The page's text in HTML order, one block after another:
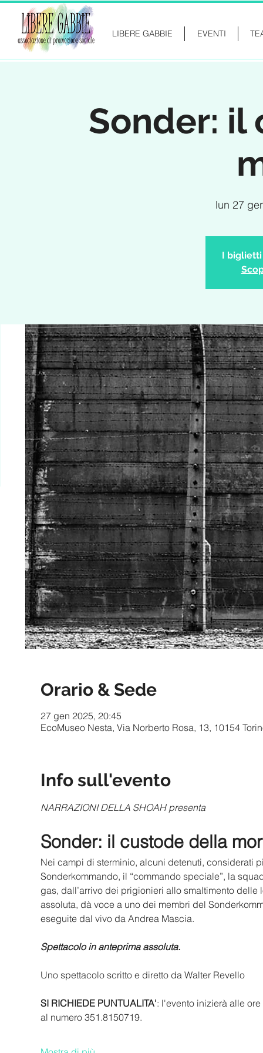
LIBERE GABBIE EVENTI
Sonder: il
lun 27
I
Orario & Sede
27 gen 2025, 20:45
EcoMuseo Nesta, Via Norberto Rosa, 13, 10154
Info sull'evento
NARRAZIONI DELLA SHOAH presenta
Sonder: il custode della
Nei campi di sterminio, alcuni detenuti, considerati
Sonderkommando, il “commando speciale”, la
gas, dall’arrivo dei prigionieri allo smaltimento
assoluta, dà voce a uno dei membri del
eseguite dal vivo da Andrea Mascia.
Spettacolo in anteprima assoluta.
Uno spettacolo scritto e diretto da Walter Revello
SI RICHIEDE PUNTUALITA': l'evento inizierà alle
al numero 351.8150719.